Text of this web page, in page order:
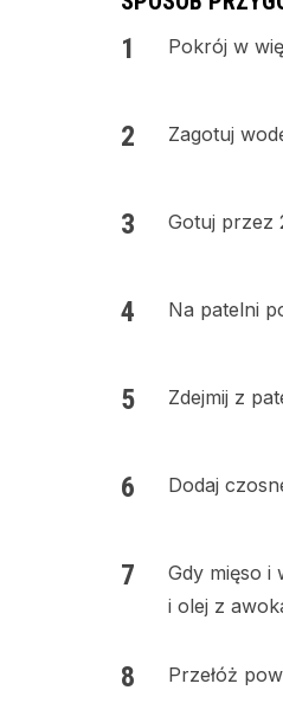
Pokrój w
Zagotuj
Gotuj przez
Na patelni
Zdejmij z
Dodaj
Gdy mięso i
i olej z
Przełóż